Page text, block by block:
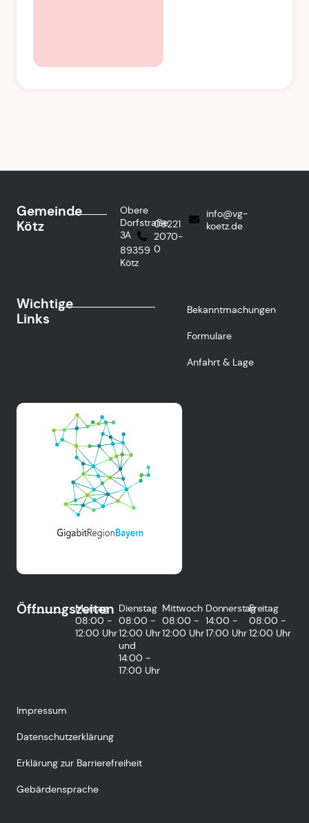
Gemeinde
Kötz
Obere
Dorfstraße
3A
89359
Kötz
08221
2070-
0
info@vg-
koetz.de
Wichtige
Links
Bekanntmachungen
Formulare
Anfahrt & Lage
Öffnungszeiten
Montag
08:00 -
12:00 Uhr
Dienstag
08:00 -
12:00 Uhr
und
14:00 -
17:00 Uhr
Mittwoch
08:00 -
12:00 Uhr
Donnerstag
14:00 -
17:00 Uhr
Freitag
08:00 -
12:00 Uhr
Impressum
Datenschutzerklärung
Erklärung zur Barrierefreiheit
Gebärdensprache